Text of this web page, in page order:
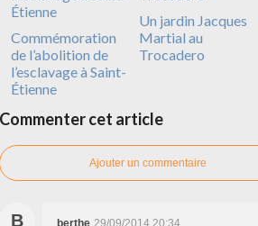
Commémoration
de l’abolition de
l’esclavage à Saint-
Étienne
Un jardin Jacques
Martial au
Trocadero
Commenter cet article
Ajouter un commentaire
B berthe 29/09/2014 20:34